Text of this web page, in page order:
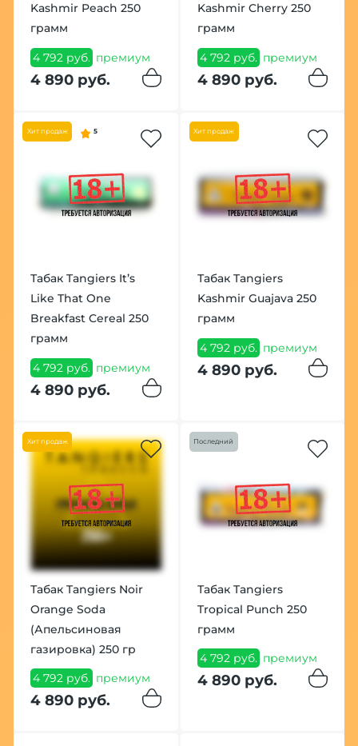
Kashmir Peach 250
грамм
4 792 руб. премиум
4 890 руб.
Kashmir Cherry 250
грамм
4 792 руб. премиум
4 890 руб.
Хит продаж 5
Табак Tangiers It’s
Like That One
Breakfast Cereal 250
грамм
4 792 руб. премиум
4 890 руб.
Хит продаж
Табак Tangiers
Kashmir Guajava 250
грамм
4 792 руб. премиум
4 890 руб.
Хит продаж
Табак Tangiers Noir
Orange Soda
(Апельсиновая
газировка) 250 гр
4 792 руб. премиум
4 890 руб.
Последний
Табак Tangiers
Tropical Punch 250
грамм
4 792 руб. премиум
4 890 руб.